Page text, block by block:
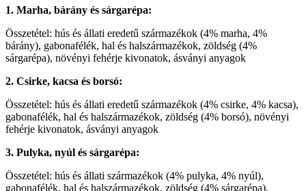
1. Marha, bárány és sárgarépa:
Összetétel: hús és állati eredetű származékok (4% marha, 4%
bárány), gabonafélék, hal és halszármazékok, zöldség (4%
sárgarépa), növényi fehérje kivonatok, ásványi anyagok
2. Csirke, kacsa és borsó:
Összetétel: hús és állati eredetű származékok (4% csirke, 4% kacsa),
gabonafélék, hal és halszármazékok, zöldség (4% borsó), növényi
fehérje kivonatok, ásványi anyagok
3. Pulyka, nyúl és sárgarépa:
Összetétel: hús és állati származékok (4% pulyka, 4% nyúl),
gabonafélék, hal és halszármazékok, zöldség (4% sárgarépa),